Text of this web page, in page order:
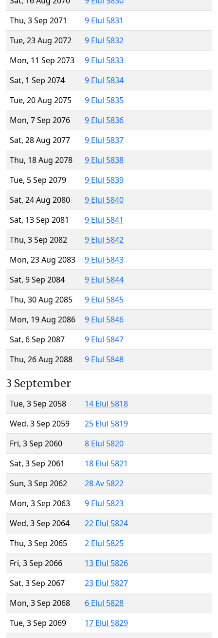
Thu, 3 Sep 2071
9 Elul 5831
Tue, 23 Aug 2072
9 Elul 5832
Mon, 11 Sep 2073
9 Elul 5833
Sat, 1 Sep 2074
9 Elul 5834
Tue, 20 Aug 2075
9 Elul 5835
Mon, 7 Sep 2076
9 Elul 5836
Sat, 28 Aug 2077
9 Elul 5837
Thu, 18 Aug 2078
9 Elul 5838
Tue, 5 Sep 2079
9 Elul 5839
Sat, 24 Aug 2080
9 Elul 5840
Sat, 13 Sep 2081
9 Elul 5841
Thu, 3 Sep 2082
9 Elul 5842
Mon, 23 Aug 2083
9 Elul 5843
Sat, 9 Sep 2084
9 Elul 5844
Thu, 30 Aug 2085
9 Elul 5845
Mon, 19 Aug 2086
9 Elul 5846
Sat, 6 Sep 2087
9 Elul 5847
Thu, 26 Aug 2088
9 Elul 5848
3 September
Tue, 3 Sep 2058
14 Elul 5818
Wed, 3 Sep 2059
25 Elul 5819
Fri, 3 Sep 2060
8 Elul 5820
Sat, 3 Sep 2061
18 Elul 5821
Sun, 3 Sep 2062
28 Av 5822
Mon, 3 Sep 2063
9 Elul 5823
Wed, 3 Sep 2064
22 Elul 5824
Thu, 3 Sep 2065
2 Elul 5825
Fri, 3 Sep 2066
13 Elul 5826
Sat, 3 Sep 2067
23 Elul 5827
Mon, 3 Sep 2068
6 Elul 5828
Tue, 3 Sep 2069
17 Elul 5829